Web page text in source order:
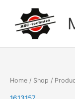
inhoud
Home / Shop /